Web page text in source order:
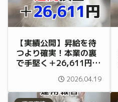
【実績公開】昇給を待
つより確実！本業の裏
で手堅く＋26,611円を
（4/13〜4/17）2026.04.19